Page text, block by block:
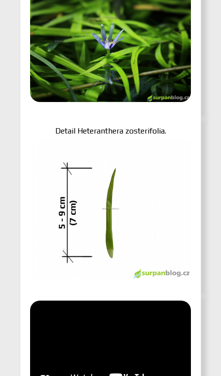
Detail Heteranthera zosterifolia.